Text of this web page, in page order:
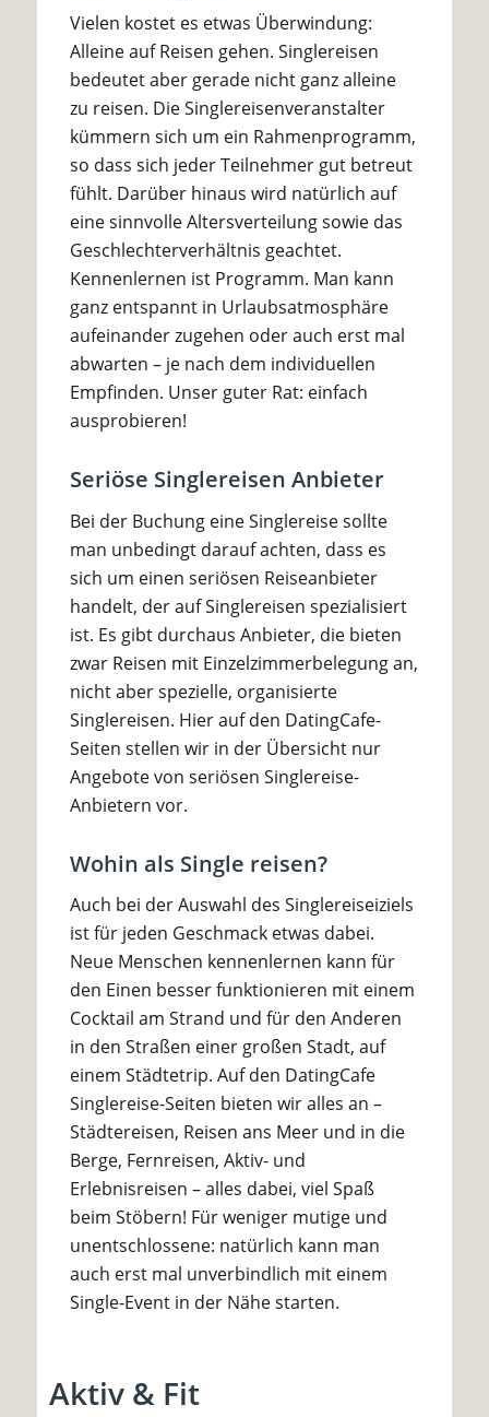
Vielen kostet es etwas Überwindung:
Alleine auf Reisen gehen. Singlereisen
bedeutet aber gerade nicht ganz alleine
zu reisen. Die Singlereisenveranstalter
kümmern sich um ein Rahmenprogramm,
so dass sich jeder Teilnehmer gut betreut
fühlt. Darüber hinaus wird natürlich auf
eine sinnvolle Altersverteilung sowie das
Geschlechterverhältnis geachtet.
Kennenlernen ist Programm. Man kann
ganz entspannt in Urlaubsatmosphäre
aufeinander zugehen oder auch erst mal
abwarten – je nach dem individuellen
Empfinden. Unser guter Rat: einfach
ausprobieren!
Seriöse Singlereisen Anbieter
Bei der Buchung eine Singlereise sollte
man unbedingt darauf achten, dass es
sich um einen seriösen Reiseanbieter
handelt, der auf Singlereisen spezialisiert
ist. Es gibt durchaus Anbieter, die bieten
zwar Reisen mit Einzelzimmerbelegung an,
nicht aber spezielle, organisierte
Singlereisen. Hier auf den DatingCafe-
Seiten stellen wir in der Übersicht nur
Angebote von seriösen Singlereise-
Anbietern vor.
Wohin als Single reisen?
Auch bei der Auswahl des Singlereiseiziels
ist für jeden Geschmack etwas dabei.
Neue Menschen kennenlernen kann für
den Einen besser funktionieren mit einem
Cocktail am Strand und für den Anderen
in den Straßen einer großen Stadt, auf
einem Städtetrip. Auf den DatingCafe
Singlereise-Seiten bieten wir alles an –
Städtereisen, Reisen ans Meer und in die
Berge, Fernreisen, Aktiv- und
Erlebnisreisen – alles dabei, viel Spaß
beim Stöbern! Für weniger mutige und
unentschlossene: natürlich kann man
auch erst mal unverbindlich mit einem
Single-Event in der Nähe starten.
Aktiv & Fit